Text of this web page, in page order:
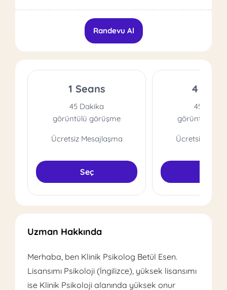
Randevu Al
1 Seans
45 Dakika
görüntülü görüşme
Ücretsiz Mesajlaşma
Seç
4
45
görüntülü
Ücretsiz
Uzman Hakkında
Merhaba, ben Klinik Psikolog Betül Esen.
Lisansımı Psikoloji (İngilizce), yüksek lisansımı
ise Klinik Psikoloji alanında yüksek onur